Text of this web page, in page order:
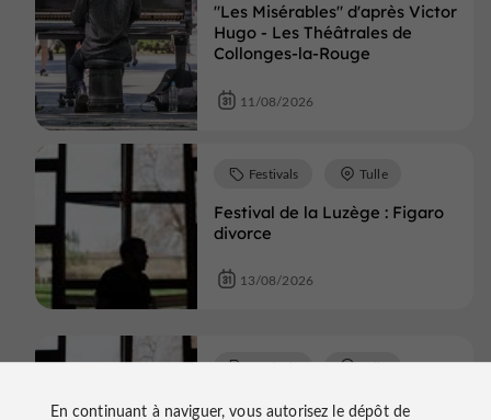
"Les Misérables" d'après Victor
Hugo - Les Théâtrales de
Collonges-la-Rouge
11/08/2026
Festival de la Luzège : Figaro
divorce
Festivals Tulle
13/08/2026
Festival de la Luzège : Figaro
Festivals Tulle
En continuant à naviguer, vous autorisez le dépôt de